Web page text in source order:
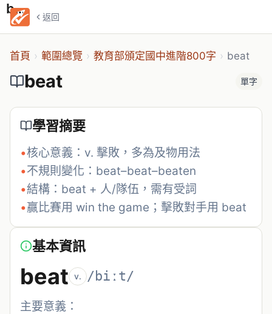
返回
beat
首頁 › 範圍總覽 › 教育部頒定國中進階800字 › beat
beat 單字
學習摘要
•核心意義：v. 擊敗，多為及物用法
•不規則變化：beat–beat–beaten
•結構：beat + 人/隊伍，需有受詞
•贏比賽用 win the game；擊敗對手用 beat
基本資訊
beat v. /biːt/
主要意義：